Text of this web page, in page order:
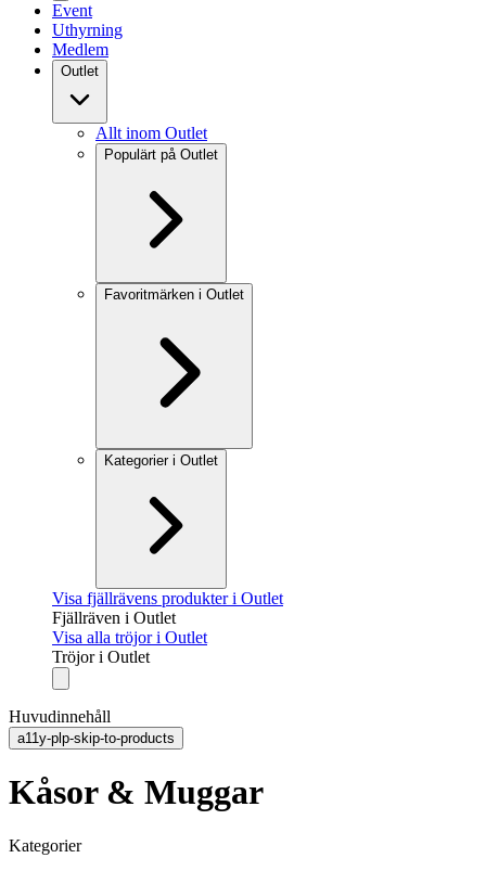
Event
Uthyrning
Medlem
Outlet
Allt inom Outlet
Populärt på Outlet
Favoritmärken i Outlet
Kategorier i Outlet
Visa fjällrävens produkter i Outlet
Fjällräven i Outlet
Visa alla tröjor i Outlet
Tröjor i Outlet
Huvudinnehåll
a11y-plp-skip-to-products
Kåsor & Muggar
Kategorier